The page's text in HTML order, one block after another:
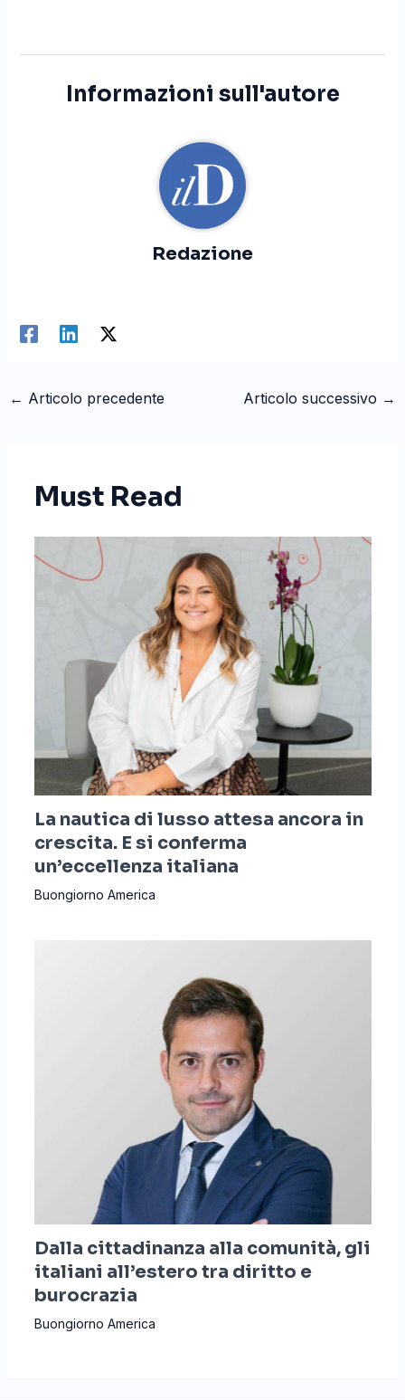
Informazioni sull'autore
Redazione
← Articolo precedente Articolo successivo →
Must Read
La nautica di lusso attesa ancora in
crescita. E si conferma
un’eccellenza italiana
Buongiorno America
Dalla cittadinanza alla comunità, gli
italiani all’estero tra diritto e
burocrazia
Buongiorno America